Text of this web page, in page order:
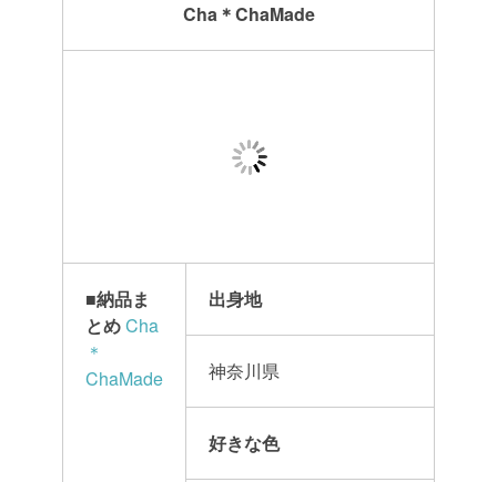
Cha＊ChaMade
■納品ま
とめCha
＊
ChaMade
出身地
神奈川県
好きな色